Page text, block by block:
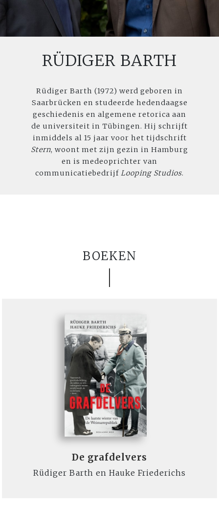
RÜDIGER BARTH
Rüdiger Barth (1972) werd geboren in
Saarbrücken en studeerde hedendaagse
geschiedenis en algemene retorica aan
de universiteit in Tübingen. Hij schrijft
inmiddels al 15 jaar voor het tijdschrift
Stern, woont met zijn gezin in Hamburg
en is medeoprichter van
communicatiebedrijf Looping Studios.
BOEKEN
De grafdelvers
Rüdiger Barth en Hauke Friederichs